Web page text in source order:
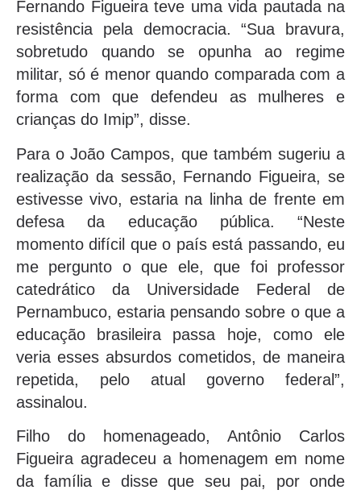
Fernando Figueira teve uma vida pautada na
resistência pela democracia. “Sua bravura,
sobretudo quando se opunha ao regime
militar, só é menor quando comparada com a
forma com que defendeu as mulheres e
crianças do Imip”, disse.
Para o João Campos, que também sugeriu a
realização da sessão, Fernando Figueira, se
estivesse vivo, estaria na linha de frente em
defesa da educação pública. “Neste
momento difícil que o país está passando, eu
me pergunto o que ele, que foi professor
catedrático da Universidade Federal de
Pernambuco, estaria pensando sobre o que a
educação brasileira passa hoje, como ele
veria esses absurdos cometidos, de maneira
repetida, pelo atual governo federal”,
assinalou.
Filho do homenageado, Antônio Carlos
Figueira agradeceu a homenagem em nome
da família e disse que seu pai, por onde